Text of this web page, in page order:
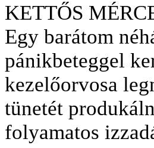
KETTŐS
Egy barátom
pánikbeteggel
kezelőorvosa
tünetét
folyamatos